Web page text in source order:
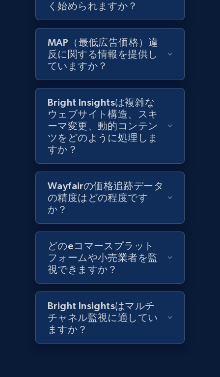
1.3K+ 175+ 今すぐ始める
Zara - Products
Category id, Product id, Product name, Price,
208+ 今すぐ始める
Zara - Products - discovery by category url
Category id, Product id, Product name, Price,
Currency, Colour code, Colour, Description, and
1.2K+ 208+ 今すぐ始める
Best Buy products
URL, Product id, Title, Images, Final price,
Currency, Discount, Initial price, and more.
1.1K+ 148+
く始められますか？
MAP（最低広告価格）違
反に関する情報を提供し
ていますか？
Bright Insightsは複雑な
ウェブサイト構造、スキ
ーマ変更、動的コンテン
ツをどのように処理しま
すか？
Wayfairの価格追跡データ
の精度はどの程度です
か？
どのeコマースプラット
フォームや小売業者を監
視できますか？
Bright Insightsはマルチ
チャネル監視に適してい
ますか？